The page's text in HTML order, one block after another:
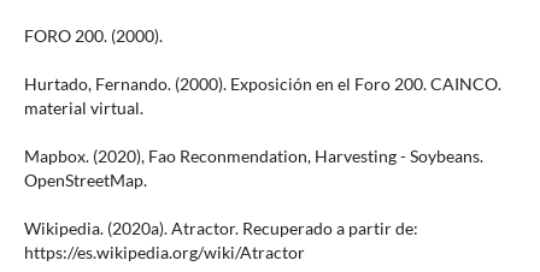
FORO 200. (2000).
Hurtado, Fernando. (2000). Exposición en el Foro 200. CAINCO.
material virtual.
Mapbox. (2020), Fao Reconmendation, Harvesting - Soybeans.
OpenStreetMap.
Wikipedia. (2020a). Atractor. Recuperado a partir de:
https://es.wikipedia.org/wiki/Atractor